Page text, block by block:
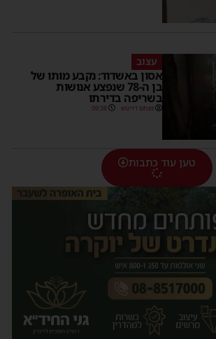
עצוב
אסון באשדוד: נקבע מותו של
בן ה-78 שנפצע אנושות
בשריפה בדירתו
מנחם דויטש 09:38
טען עוד כתבות